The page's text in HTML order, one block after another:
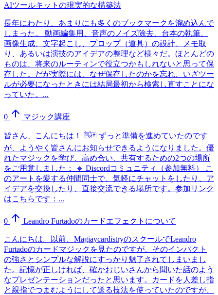
AIツールキットの現実的な構築法
長年にわたり、あまりにも多くのブックマークを溜め込んで
しまった。 動画編集用、音声のノイズ除去、台本の執筆、
画像生成、文字起こし、プロップ（道具）の設計、メモ取
り、あるいは演技のアイデアの整理など様々だ。ほとんどの
ものは、将来のルーティンで役立つかもしれないと思って保
存した。だが実際には、なぜ保存したのかを忘れ、いざツー
ルが必要になったときには結局最初から検索し直すことにな
っていた。...
0 マジック講座
皆さん、こんにちは！ 👋🃏 ずっと準備を進めていたのです
が、ようやく皆さんにお知らせできるようになりました。優
れたマジックを学び、高め合い、共有するための2つの場所
をご用意しました： 🔹 Discordコミュニティ（参加無料） こ
のアートを愛する仲間同士で、気軽にチャットをしたり、ア
イデアを交換したり、直接交流できる場所です。参加リンク
はこちらです：...
0 Leandro Furtadoのカードエフェクトについて
こんにちは。以前、MagiaycardistryのスクールでLeandro
Furtadoのカードマジックを見たのですが、そのインパクト
の強さとシンプルな解説にすっかり魅了されてしまいまし
た。記憶が正しければ、確かおじいさんから聞いた話のよう
なプレゼンテーションだったと思います。カードを人差し指
と親指でつまむようにして送る技法を使っていたのですが、